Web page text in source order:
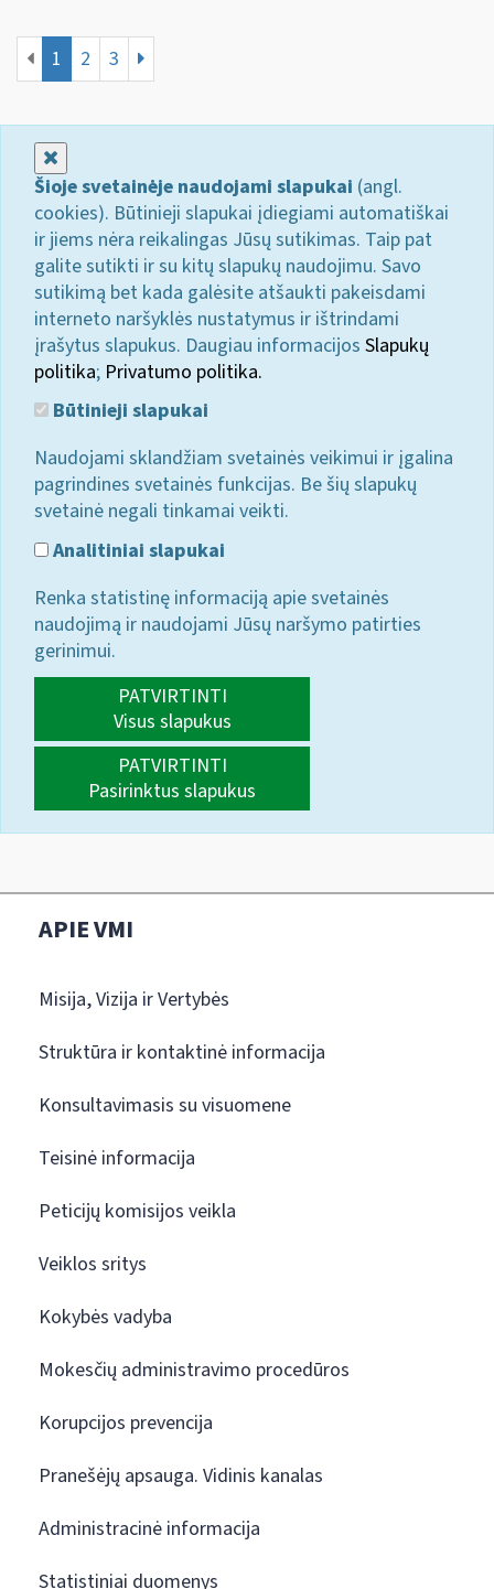
1 2 3
Šioje svetainėje naudojami slapukai (angl.
cookies). Būtinieji slapukai įdiegiami automatiškai
ir jiems nėra reikalingas Jūsų sutikimas. Taip pat
galite sutikti ir su kitų slapukų naudojimu. Savo
sutikimą bet kada galėsite atšaukti pakeisdami
interneto naršyklės nustatymus ir ištrindami
įrašytus slapukus. Daugiau informacijos Slapukų
politika; Privatumo politika.
Būtinieji slapukai
Naudojami sklandžiam svetainės veikimui ir įgalina
pagrindines svetainės funkcijas. Be šių slapukų
svetainė negali tinkamai veikti.
Analitiniai slapukai
Renka statistinę informaciją apie svetainės
naudojimą ir naudojami Jūsų naršymo patirties
gerinimui.
PATVIRTINTI
Visus slapukus
PATVIRTINTI
Pasirinktus slapukus
APIE VMI
Misija, Vizija ir Vertybės
Struktūra ir kontaktinė informacija
Konsultavimasis su visuomene
Teisinė informacija
Peticijų komisijos veikla
Veiklos sritys
Kokybės vadyba
Mokesčių administravimo procedūros
Korupcijos prevencija
Pranešėjų apsauga. Vidinis kanalas
Administracinė informacija
Statistiniai duomenys